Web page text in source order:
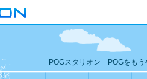
POGスタリオン POGをもう